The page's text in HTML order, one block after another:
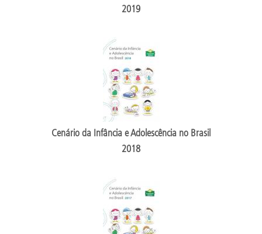
2019
Cenário da Infância e Adolescência no Brasil
2018